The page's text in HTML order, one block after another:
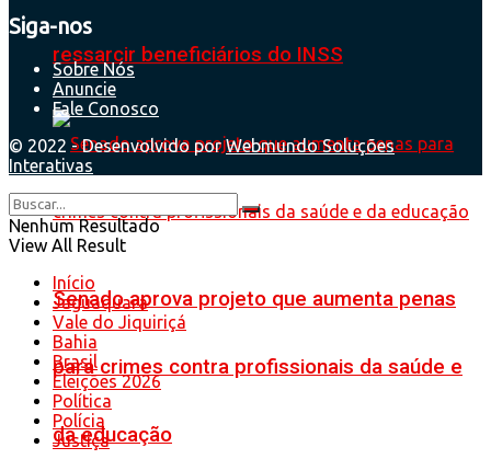
ressarcir beneficiários do INSS
Senado aprova projeto que aumenta penas
para crimes contra profissionais da saúde e
da educação
Siga-nos
Sobre Nós
Anuncie
Fale Conosco
© 2022 - Desenvolvido porWebmundo Soluções
Interativas
Nenhum Resultado
View All Result
Início
Jaguaquara
Vale do Jiquiriçá
Bahia
Brasil
Eleições 2026
Política
Polícia
Justiça